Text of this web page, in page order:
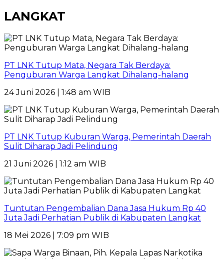
LANGKAT
PT LNK Tutup Mata, Negara Tak Berdaya:
Penguburan Warga Langkat Dihalang-halang
24 Juni 2026 | 1:48 am WIB
PT LNK Tutup Kuburan Warga, Pemerintah Daerah
Sulit Diharap Jadi Pelindung
21 Juni 2026 | 1:12 am WIB
Tuntutan Pengembalian Dana Jasa Hukum Rp 40
Juta Jadi Perhatian Publik di Kabupaten Langkat
18 Mei 2026 | 7:09 pm WIB